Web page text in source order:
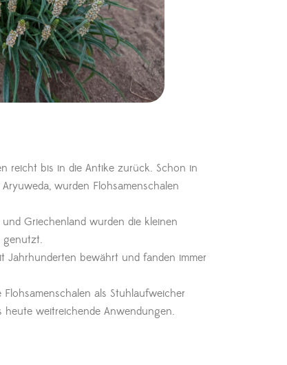
reicht bis in die Antike zurück. Schon in
wurden Flohsamenschalen
Griechenland wurden die kleinen
genutzt.
Jahrhunderten bewährt und fanden immer
als Stuhlaufweicher
weitreichende Anwendungen.